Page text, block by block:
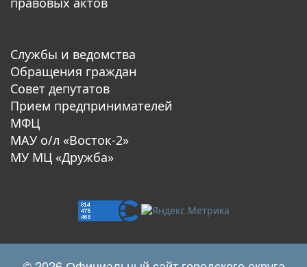
Службы и ведомства
Обращения граждан
Совет депутатов
Прием предпринимателей
МФЦ
МАУ о/л «Восток-2»
МУ МЦ «Дружба»